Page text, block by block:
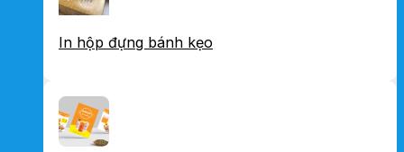
In hộp đựng bánh kẹo